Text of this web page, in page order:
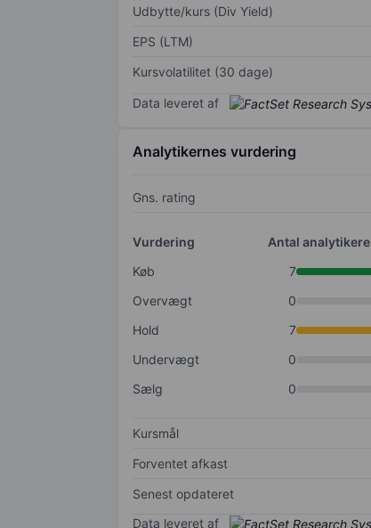
Udbytte/kurs (Div Yield)
EPS (LTM)
Kursvolatilitet (30 dage)
Data leveret af
Analytikernes vurdering
Gns. rating
Vurdering
Antal analytikere
Køb
7
Overvægt
0
Hold
7
Undervægt
0
Sælg
0
Kursmål
Forventet afkast
Senest opdateret
Data leveret af